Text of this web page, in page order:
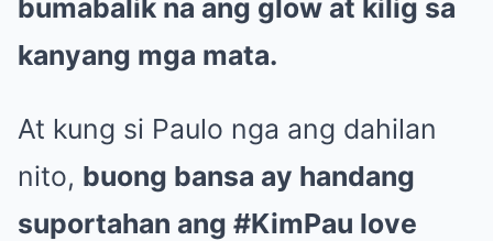
bumabalik na ang glow at kilig sa
kanyang mga mata.
At kung si Paulo nga ang dahilan
nito, buong bansa ay handang
suportahan ang #KimPau love